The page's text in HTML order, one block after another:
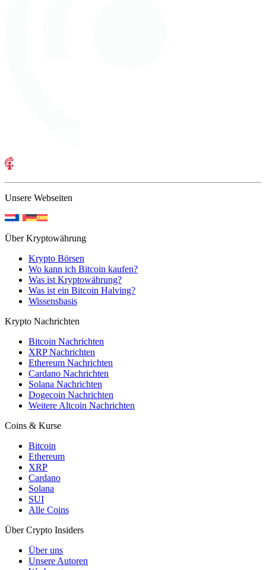
Unsere Webseiten
Über Kryptowährung
Krypto Börsen
Wo kann ich Bitcoin kaufen?
Was ist Kryptowährung?
Was ist ein Bitcoin Halving?
Wissensbasis
Krypto Nachrichten
Bitcoin Nachrichten
XRP Nachrichten
Ethereum Nachrichten
Cardano Nachrichten
Solana Nachrichten
Dogecoin Nachrichten
Weitere Altcoin Nachrichten
Coins & Kurse
Bitcoin
Ethereum
XRP
Cardano
Solana
SUI
Alle Coins
Über Crypto Insiders
Über uns
Unsere Autoren